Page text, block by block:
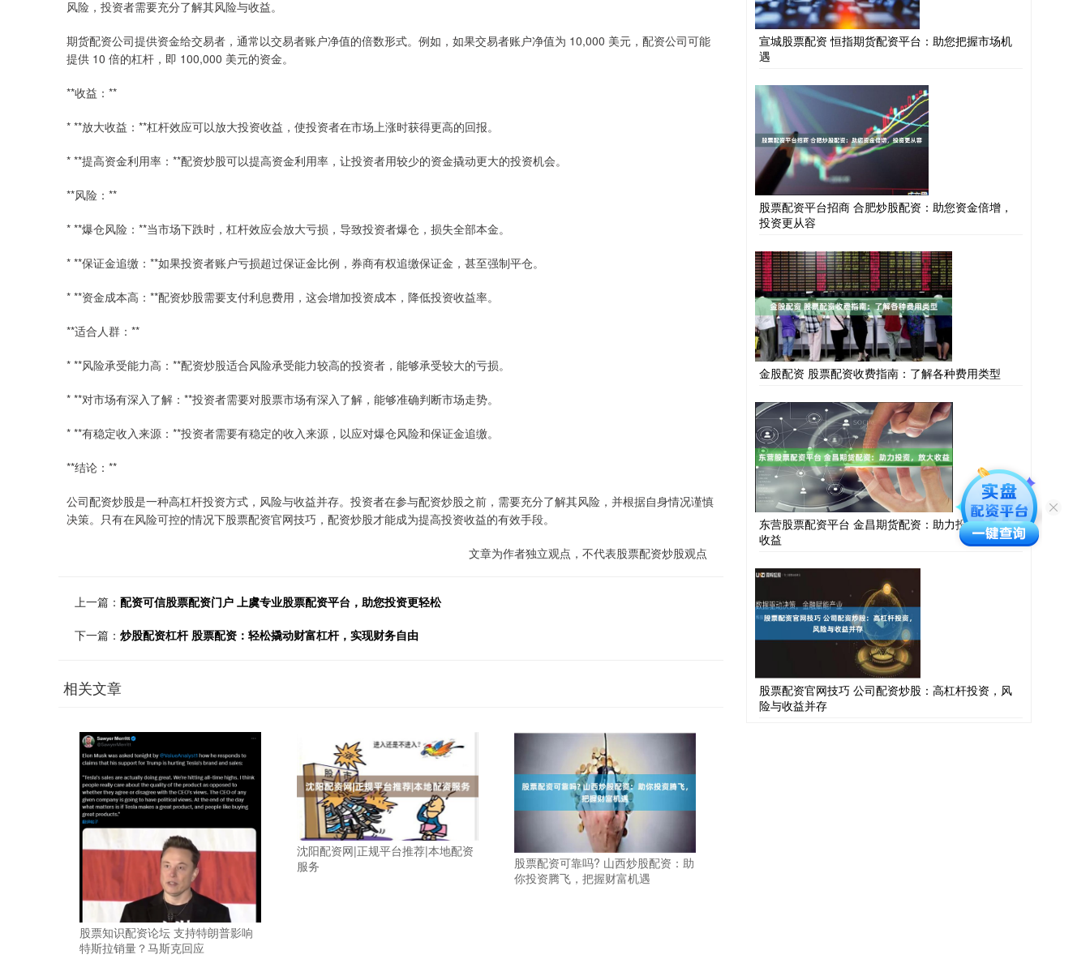
风险，投资者需要充分了解其风险与收益。
期货配资公司提供资金给交易者，通常以交易者账户净值的倍数形式。例如，如果交易者账户净值为 10,000 美元，配资公司可能
提供 10 倍的杠杆，即 100,000 美元的资金。
**收益：**
* **放大收益：**杠杆效应可以放大投资收益，使投资者在市场上涨时获得更高的回报。
* **提高资金利用率：**配资炒股可以提高资金利用率，让投资者用较少的资金撬动更大的投资机会。
**风险：**
* **爆仓风险：**当市场下跌时，杠杆效应会放大亏损，导致投资者爆仓，损失全部本金。
* **保证金追缴：**如果投资者账户亏损超过保证金比例，券商有权追缴保证金，甚至强制平仓。
* **资金成本高：**配资炒股需要支付利息费用，这会增加投资成本，降低投资收益率。
**适合人群：**
* **风险承受能力高：**配资炒股适合风险承受能力较高的投资者，能够承受较大的亏损。
* **对市场有深入了解：**投资者需要对股票市场有深入了解，能够准确判断市场走势。
* **有稳定收入来源：**投资者需要有稳定的收入来源，以应对爆仓风险和保证金追缴。
**结论：**
公司配资炒股是一种高杠杆投资方式，风险与收益并存。投资者在参与配资炒股之前，需要充分了解其风险，并根据自身情况谨慎
决策。只有在风险可控的情况下股票配资官网技巧，配资炒股才能成为提高投资收益的有效手段。
文章为作者独立观点，不代表股票配资炒股观点
上一篇： 配资可信股票配资门户 上虞专业股票配资平台，助您投资更轻松
下一篇： 炒股配资杠杆 股票配资：轻松撬动财富杠杆，实现财务自由
相关文章
股票知识配资论坛 支持特朗普影响
特斯拉销量？马斯克回应
沈阳配资网|正规平台推荐|本地配资
服务
股票配资可靠吗? 山西炒股配资：助
你投资腾飞，把握财富机遇
宣城股票配资 恒指期货配资平台：助您把握市场机
遇
股票配资平台招商 合肥炒股配资：助您资金倍增，
投资更从容
金股配资 股票配资收费指南：了解各种费用类型
东营股票配资平台 金昌期货配资：助力投资，放大
收益
股票配资官网技巧 公司配资炒股：高杠杆投资，风
险与收益并存